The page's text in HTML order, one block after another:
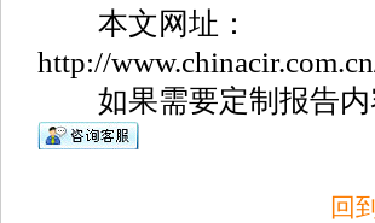
本文网址：
http://
如果需要定制报告内
回